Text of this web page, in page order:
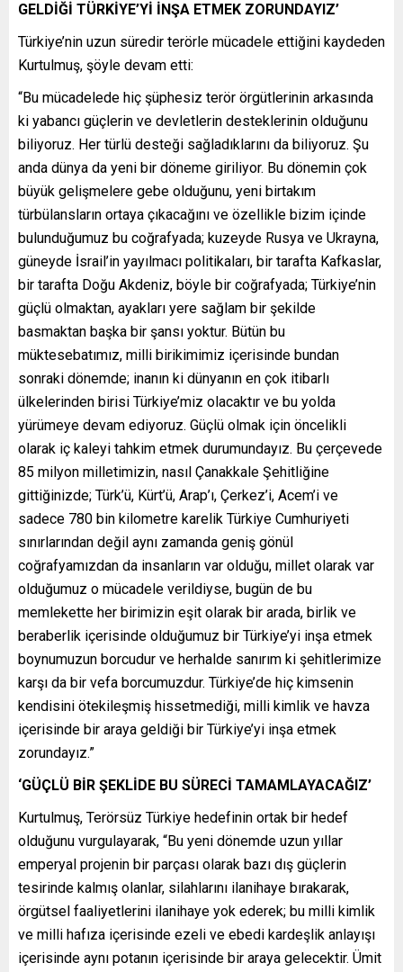
GELDİĞİ TÜRKİYE’Yİ İNŞA ETMEK ZORUNDAYIZ’
Türkiye’nin uzun süredir terörle mücadele ettiğini kaydeden
Kurtulmuş, şöyle devam etti:
“Bu mücadelede hiç şüphesiz terör örgütlerinin arkasında
ki yabancı güçlerin ve devletlerin desteklerinin olduğunu
biliyoruz. Her türlü desteği sağladıklarını da biliyoruz. Şu
anda dünya da yeni bir döneme giriliyor. Bu dönemin çok
büyük gelişmelere gebe olduğunu, yeni birtakım
türbülansların ortaya çıkacağını ve özellikle bizim içinde
bulunduğumuz bu coğrafyada; kuzeyde Rusya ve Ukrayna,
güneyde İsrail’in yayılmacı politikaları, bir tarafta Kafkaslar,
bir tarafta Doğu Akdeniz, böyle bir coğrafyada; Türkiye’nin
güçlü olmaktan, ayakları yere sağlam bir şekilde
basmaktan başka bir şansı yoktur. Bütün bu
müktesebatımız, milli birikimimiz içerisinde bundan
sonraki dönemde; inanın ki dünyanın en çok itibarlı
ülkelerinden birisi Türkiye’miz olacaktır ve bu yolda
yürümeye devam ediyoruz. Güçlü olmak için öncelikli
olarak iç kaleyi tahkim etmek durumundayız. Bu çerçevede
85 milyon milletimizin, nasıl Çanakkale Şehitliğine
gittiğinizde; Türk’ü, Kürt’ü, Arap’ı, Çerkez’i, Acem’i ve
sadece 780 bin kilometre karelik Türkiye Cumhuriyeti
sınırlarından değil aynı zamanda geniş gönül
coğrafyamızdan da insanların var olduğu, millet olarak var
olduğumuz o mücadele verildiyse, bugün de bu
memlekette her birimizin eşit olarak bir arada, birlik ve
beraberlik içerisinde olduğumuz bir Türkiye’yi inşa etmek
boynumuzun borcudur ve herhalde sanırım ki şehitlerimize
karşı da bir vefa borcumuzdur. Türkiye’de hiç kimsenin
kendisini ötekileşmiş hissetmediği, milli kimlik ve havza
içerisinde bir araya geldiği bir Türkiye’yi inşa etmek
zorundayız.”
‘GÜÇLÜ BİR ŞEKLİDE BU SÜRECİ TAMAMLAYACAĞIZ’
Kurtulmuş, Terörsüz Türkiye hedefinin ortak bir hedef
olduğunu vurgulayarak, “Bu yeni dönemde uzun yıllar
emperyal projenin bir parçası olarak bazı dış güçlerin
tesirinde kalmış olanlar, silahlarını ilanihaye bırakarak,
örgütsel faaliyetlerini ilanihaye yok ederek; bu milli kimlik
ve milli hafıza içerisinde ezeli ve ebedi kardeşlik anlayışı
içerisinde aynı potanın içerisinde bir araya gelecektir. Ümit